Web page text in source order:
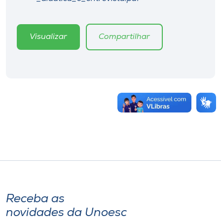
Visualizar Compartilhar
Receba as
novidades da Unoesc